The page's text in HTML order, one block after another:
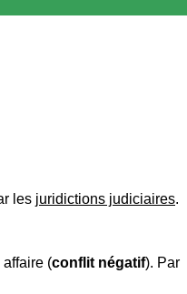
les juridictions judiciaires.
(conflit négatif). Par